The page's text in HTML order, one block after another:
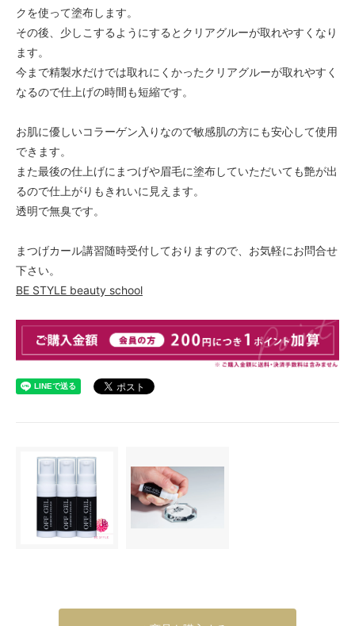
クを使って塗布します。
その後、少しこするようにするとクリアグルーが取れやすくなり
ます。
今まで精製水だけでは取れにくかったクリアグルーが取れやすく
なるので仕上げの時間も短縮です。
お肌に優しいコラーゲン入りなので敏感肌の方にも安心して使用
できます。
また最後の仕上げにまつげや眉毛に塗布していただいても艶が出
るので仕上がりもきれいに見えます。
透明で無臭です。
まつげカール講習随時受付しておりますので、お気軽にお問合せ
下さい。
BE STYLE beauty school